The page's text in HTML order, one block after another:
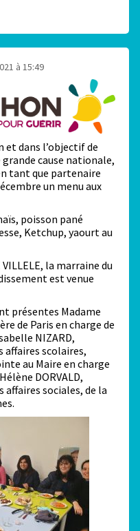
à 15:49
et dans l’objectif de
cause nationale,
tant que partenaire
un menu aux
poisson pané
Ketchup, yaourt au
la marraine du
est venue
présentes Madame
de Paris en charge de
NIZARD,
affaires scolaires,
au Maire en charge
DORVALD,
affaires sociales, de la